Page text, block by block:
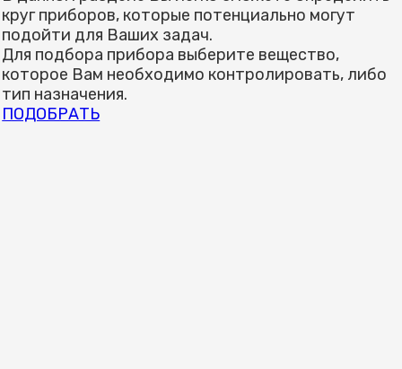
круг приборов, которые потенциально могут
подойти для Ваших задач.
Для подбора прибора выберите вещество,
которое Вам необходимо контролировать, либо
тип назначения.
ПОДОБРАТЬ